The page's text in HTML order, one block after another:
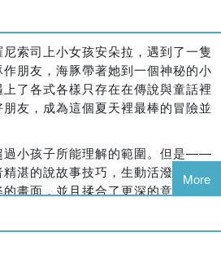
索司上小女孩安朵拉，遇到了一隻
朋友，海豚帶著她到一個神秘的小
了各式各樣只存在在傳說與童話裡
友，成為這個夏天裡最棒的冒險並
過小孩子所能理解的範圍。但是——
湛的說故事技巧，生動活潑地將真
畫面，並且揉合了更深的意義蘊藏
More